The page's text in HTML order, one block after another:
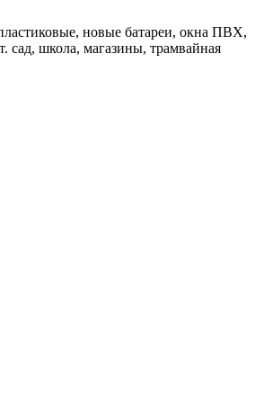
новые батареи, окна ПВХ,
сад, школа, магазины, трамвайная